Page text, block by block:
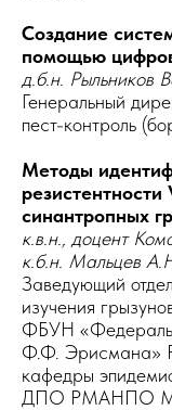
Создание
помощью
д.б.н. Рыльников
Генеральный
пест-контроль
Методы
резистентности
синантропных
к.в.н., доцент
к.б.н. Мальцев
Заведующий
изучения
ФБУН
Ф.Ф. Эрисмана»
кафедры
ДПО РМАНПО